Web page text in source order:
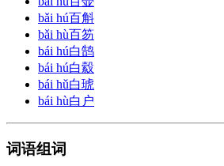
bǎi hú百斛
bǎi hù百笏
bái hú白鹄
bái hú白縠
bái hǔ白琥
bái hù白户
词语组词